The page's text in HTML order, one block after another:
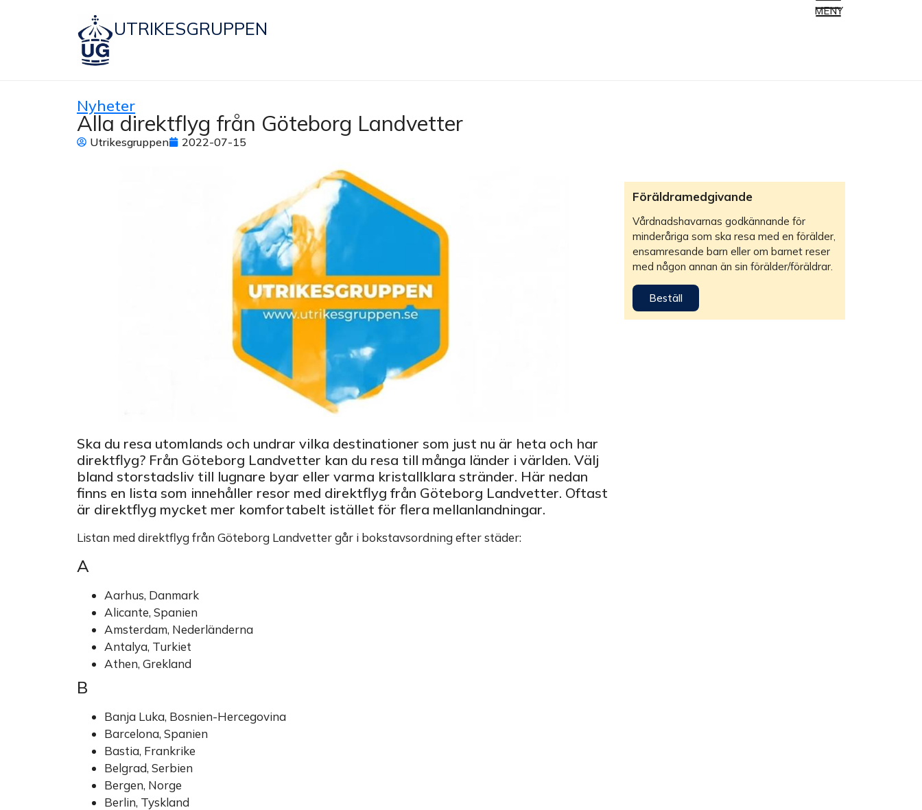
UTRIKESGRUPPEN
MENY
Nyheter
Alla direktflyg från Göteborg Landvetter
Utrikesgruppen 2022-07-15
Ska du resa utomlands och undrar vilka destinationer som just nu är heta och har
direktflyg? Från Göteborg Landvetter kan du resa till många länder i världen. Välj
bland storstadsliv till lugnare byar eller varma kristallklara stränder. Här nedan
finns en lista som innehåller resor med direktflyg från Göteborg Landvetter. Oftast
är direktflyg mycket mer komfortabelt istället för flera mellanlandningar.
Listan med direktflyg från Göteborg Landvetter går i bokstavsordning efter städer:
A
Aarhus, Danmark
Alicante, Spanien
Amsterdam, Nederländerna
Antalya, Turkiet
Athen, Grekland
B
Banja Luka, Bosnien-Hercegovina
Barcelona, Spanien
Bastia, Frankrike
Belgrad, Serbien
Bergen, Norge
Berlin, Tyskland
Föräldramedgivande
Vårdnadshavarnas godkännande för
minderåriga som ska resa med en förälder,
ensamresande barn eller om barnet reser
med någon annan än sin förälder/föräldrar.
Beställ